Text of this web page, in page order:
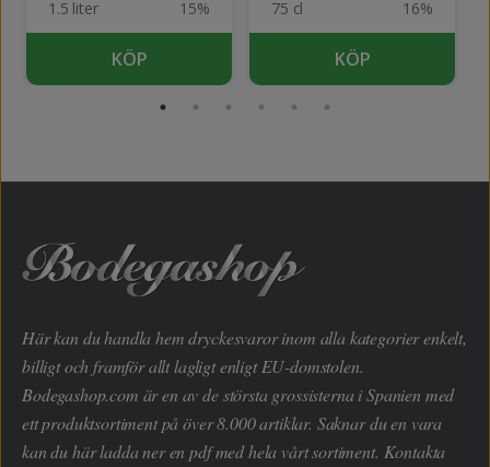
1.5 liter 15%
KÖP
75 cl 16%
KÖP
Här kan du handla hem dryckesvaror inom alla kategorier enkelt,
billigt och framför allt lagligt enligt EU-domstolen.
Bodegashop.com är en av de största grossisterna i Spanien med
ett produktsortiment på över 8.000 artiklar. Saknar du en vara
kan du här ladda ner en pdf med hela vårt sortiment. Kontakta